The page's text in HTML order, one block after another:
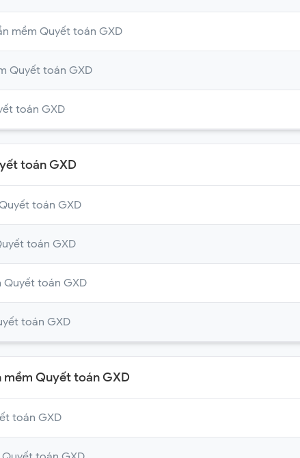
mềm Quyết toán GXD
Quyết toán GXD
toán GXD
toán GXD
toán GXD
toán GXD
Quyết toán GXD
toán GXD
mềm Quyết toán GXD
toán GXD